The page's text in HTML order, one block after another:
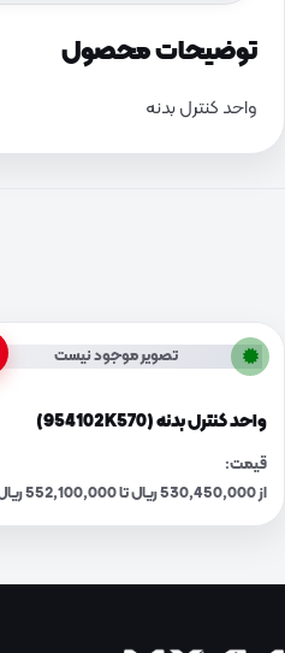
توضیحات محصول
واحد کنترل بدنه
تصویر موجود نیست
واحد کنترل بدنه (954102K570)
قیمت:
از 530,450,000 ریال تا 552,100,000 ریال